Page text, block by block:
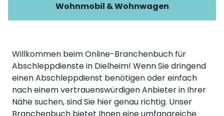
Willkommen beim Online-Branchenbuch für
Abschleppdienste in Dielheim! Wenn Sie dringend
einen Abschleppdienst benötigen oder einfach
nach einem vertrauenswürdigen Anbieter in Ihrer
Nähe suchen, sind Sie hier genau richtig. Unser
Wohnmobil & Wohnwagen